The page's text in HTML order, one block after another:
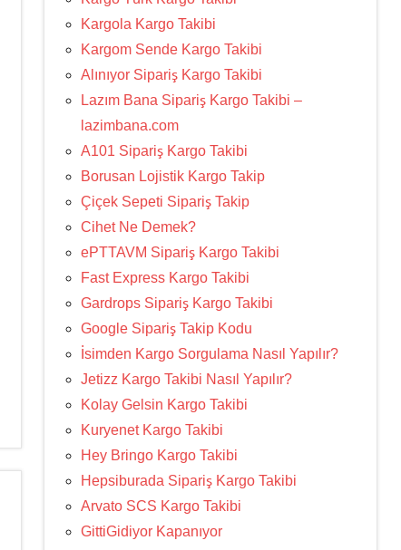
Kargola Kargo Takibi
Kargom Sende Kargo Takibi
Alınıyor Sipariş Kargo Takibi
Lazım Bana Sipariş Kargo Takibi –
lazimbana.com
A101 Sipariş Kargo Takibi
Borusan Lojistik Kargo Takip
Çiçek Sepeti Sipariş Takip
Cihet Ne Demek?
ePTTAVM Sipariş Kargo Takibi
Fast Express Kargo Takibi
Gardrops Sipariş Kargo Takibi
Google Sipariş Takip Kodu
İsimden Kargo Sorgulama Nasıl Yapılır?
Jetizz Kargo Takibi Nasıl Yapılır?
Kolay Gelsin Kargo Takibi
Kuryenet Kargo Takibi
Hey Bringo Kargo Takibi
Hepsiburada Sipariş Kargo Takibi
Arvato SCS Kargo Takibi
GittiGidiyor Kapanıyor